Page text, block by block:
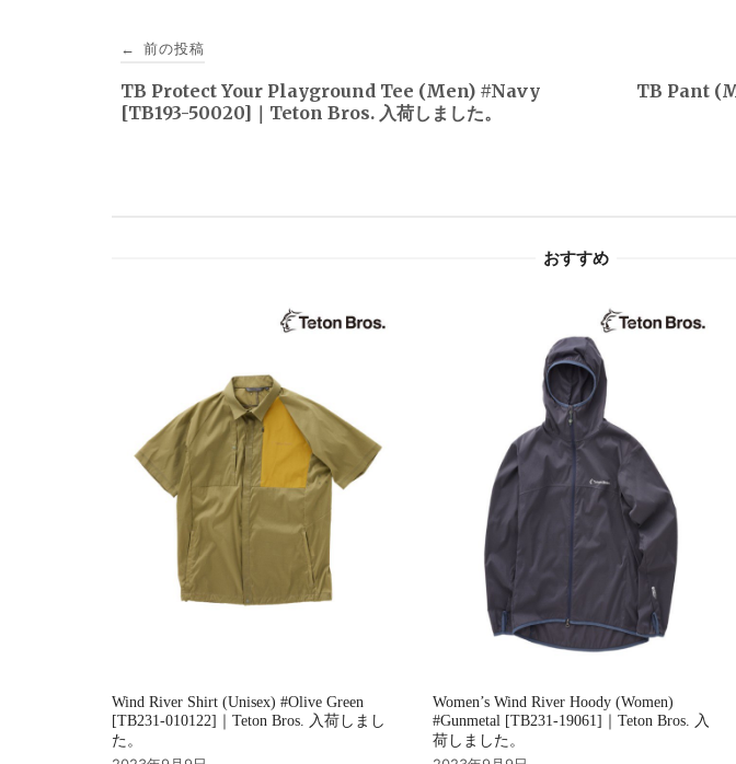
稿
ナ
← 前の投稿
TB Protect Your Playground Tee (Men) #Navy
[TB193-50020]｜Teton Bros. 入荷しました。
TB Pant
おすすめ
Wind River Shirt (Unisex) #Olive Green
[TB231-010122]｜Teton Bros. 入荷しまし
た。
Women’s Wind River Hoody (Women)
#Gunmetal [TB231-19061]｜Teton Bros. 入
荷しました。